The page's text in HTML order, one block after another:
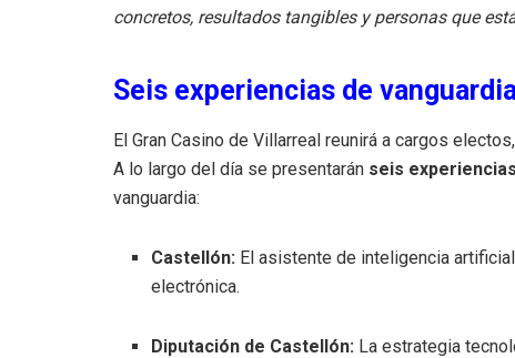
concretos, resultados tangibles y personas que
Seis experiencias de
El Gran Casino de Villarreal reunirá a cargos
A lo largo del día se presentarán seis
vanguardia:
Castellón: El asistente de inteligencia
electrónica.
Diputación de Castellón: La estrategia